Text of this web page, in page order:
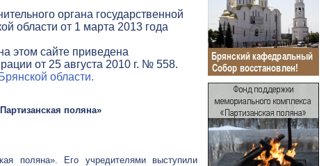
органа государственной
области от 1 марта 2013 года
этом сайте приведена
от 25 августа 2010 г. № 558.
области.
поляна»
поляна». Его учредителями выступили